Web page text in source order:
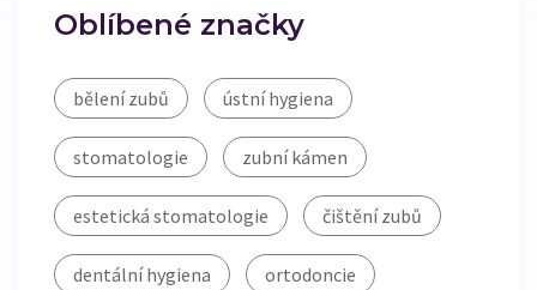
Oblíbené značky
bělení zubů ústní hygiena
stomatologie zubní kámen
estetická stomatologie čištění zubů
dentální hygiena ortodoncie